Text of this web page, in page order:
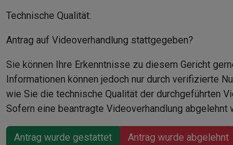
Technische Qualität:
Antrag auf Videoverhandlung stattgegeben?
Sie können Ihre Erkenntnisse zu diesem Gericht
Informationen können jedoch nur durch verifizierte
wie Sie die technische Qualität der durchgeführten
Sofern eine beantragte Videoverhandlung abgelehnt
Antrag wurde gestattet Antrag wurde abgelehnt